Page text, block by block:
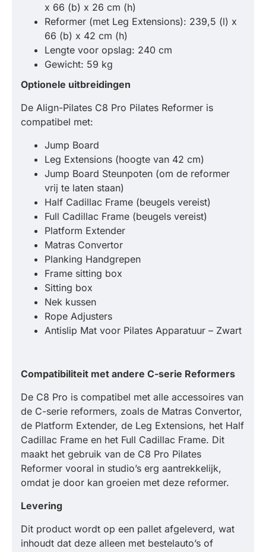
x 66 (b) x 26 cm (h)
Reformer (met Leg Extensions): 239,5 (l) x
66 (b) x 42 cm (h)
Lengte voor opslag: 240 cm
Gewicht: 59 kg
Optionele uitbreidingen
De Align-Pilates C8 Pro Pilates Reformer is
compatibel met:
Jump Board
Leg Extensions (hoogte van 42 cm)
Jump Board Steunpoten (om de reformer
vrij te laten staan)
Half Cadillac Frame (beugels vereist)
Full Cadillac Frame (beugels vereist)
Platform Extender
Matras Convertor
Planking Handgrepen
Frame sitting box
Sitting box
Nek kussen
Rope Adjusters
Antislip Mat voor Pilates Apparatuur – Zwart
Compatibiliteit met andere C-serie Reformers
De C8 Pro is compatibel met alle accessoires van
de C-serie reformers, zoals de Matras Convertor,
de Platform Extender, de Leg Extensions, het Half
Cadillac Frame en het Full Cadillac Frame. Dit
maakt het gebruik van de C8 Pro Pilates
Reformer vooral in studio’s erg aantrekkelijk,
omdat je door kan groeien met deze reformer.
Levering
Dit product wordt op een pallet afgeleverd, wat
inhoudt dat deze alleen met bestelauto’s of